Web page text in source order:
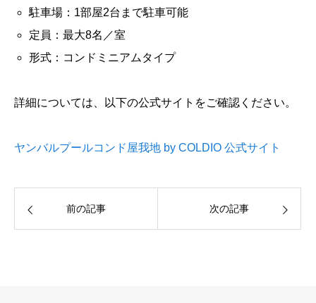
駐車場：1部屋2台まで駐車可能
定員：最大8名／室
形式：コンドミニアムタイプ
詳細については、以下の公式サイトをご確認ください。
ヤンバルプールコンド屋我地 by COLDIO 公式サイト
前の記事 次の記事